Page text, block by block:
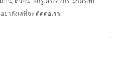
ย่าลังเลที่จะ ติดต่อเรา